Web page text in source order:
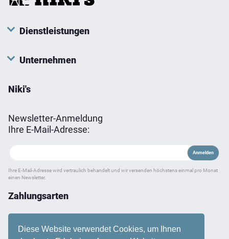
Diese Website verwendet Cookies, um Ihnen
Dienstleistungen
Unternehmen
Niki's
Newsletter-Anmeldung
Ihre E-Mail-Adresse:
Ihre E-Mail-Adresse wird vertraulich behandelt und wir versenden höchstens einmal pro Monat
einen Newsletter.
Zahlungsarten